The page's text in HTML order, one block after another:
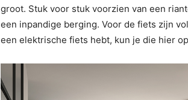
groot. Stuk voor stuk voorzien van een
een inpandige berging. Voor de fiets zijn
een elektrische fiets hebt, kun je die hier